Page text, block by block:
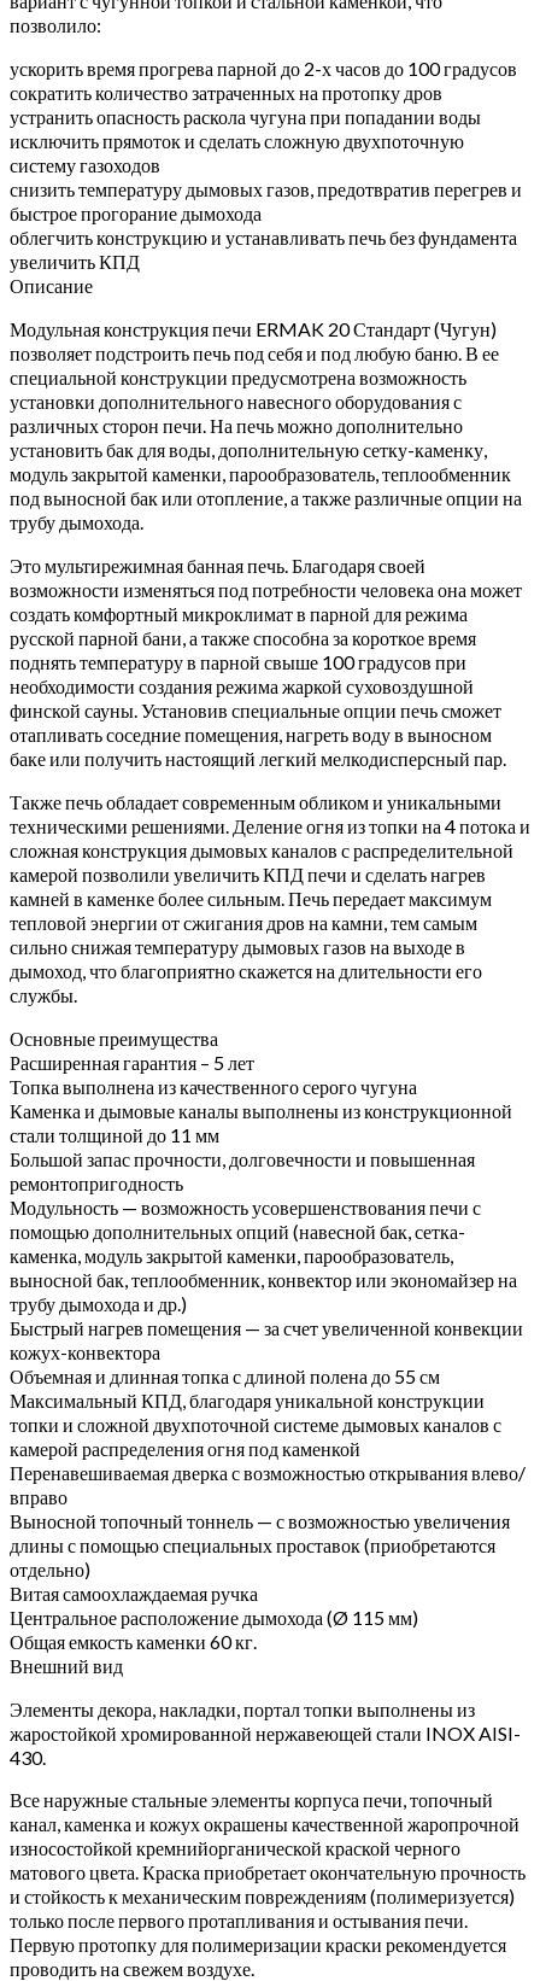
позволило:
ускорить время прогрева парной до 2-х часов до 100 градусов
сократить количество затраченных на протопку дров
устранить опасность раскола чугуна при попадании воды
исключить прямоток и сделать сложную двухпоточную
систему газоходов
снизить температуру дымовых газов, предотвратив перегрев и
быстрое прогорание дымохода
облегчить конструкцию и устанавливать печь без фундамента
увеличить КПД
Описание
Модульная конструкция печи ERMAK 20 Стандарт (Чугун)
позволяет подстроить печь под себя и под любую баню. В ее
специальной конструкции предусмотрена возможность
установки дополнительного навесного оборудования с
различных сторон печи. На печь можно дополнительно
установить бак для воды, дополнительную сетку-каменку,
модуль закрытой каменки, парообразователь, теплообменник
под выносной бак или отопление, а также различные опции на
трубу дымохода.
Это мультирежимная банная печь. Благодаря своей
возможности изменяться под потребности человека она может
создать комфортный микроклимат в парной для режима
русской парной бани, а также способна за короткое время
поднять температуру в парной свыше 100 градусов при
необходимости создания режима жаркой суховоздушной
финской сауны. Установив специальные опции печь сможет
отапливать соседние помещения, нагреть воду в выносном
баке или получить настоящий легкий мелкодисперсный пар.
Также печь обладает современным обликом и уникальными
техническими решениями. Деление огня из топки на 4 потока и
сложная конструкция дымовых каналов с распределительной
камерой позволили увеличить КПД печи и сделать нагрев
камней в каменке более сильным. Печь передает максимум
тепловой энергии от сжигания дров на камни, тем самым
сильно снижая температуру дымовых газов на выходе в
дымоход, что благоприятно скажется на длительности его
службы.
Основные преимущества
Расширенная гарантия – 5 лет
Топка выполнена из качественного серого чугуна
Каменка и дымовые каналы выполнены из конструкционной
стали толщиной до 11 мм
Большой запас прочности, долговечности и повышенная
ремонтопригодность
Модульность — возможность усовершенствования печи с
помощью дополнительных опций (навесной бак, сетка-
каменка, модуль закрытой каменки, парообразователь,
выносной бак, теплообменник, конвектор или экономайзер на
трубу дымохода и др.)
Быстрый нагрев помещения — за счет увеличенной конвекции
кожух-конвектора
Объемная и длинная топка с длиной полена до 55 см
Максимальный КПД, благодаря уникальной конструкции
топки и сложной двухпоточной системе дымовых каналов с
камерой распределения огня под каменкой
Перенавешиваемая дверка с возможностью открывания влево/
вправо
Выносной топочный тоннель — с возможностью увеличения
длины с помощью специальных проставок (приобретаются
отдельно)
Витая самоохлаждаемая ручка
Центральное расположение дымохода (Ø 115 мм)
Общая емкость каменки 60 кг.
Внешний вид
Элементы декора, накладки, портал топки выполнены из
жаростойкой хромированной нержавеющей стали INOX AISI-
430.
Все наружные стальные элементы корпуса печи, топочный
канал, каменка и кожух окрашены качественной жаропрочной
износостойкой кремнийорганической краской черного
матового цвета. Краска приобретает окончательную прочность
и стойкость к механическим повреждениям (полимеризуется)
только после первого протапливания и остывания печи.
Первую протопку для полимеризации краски рекомендуется
проводить на свежем воздухе.